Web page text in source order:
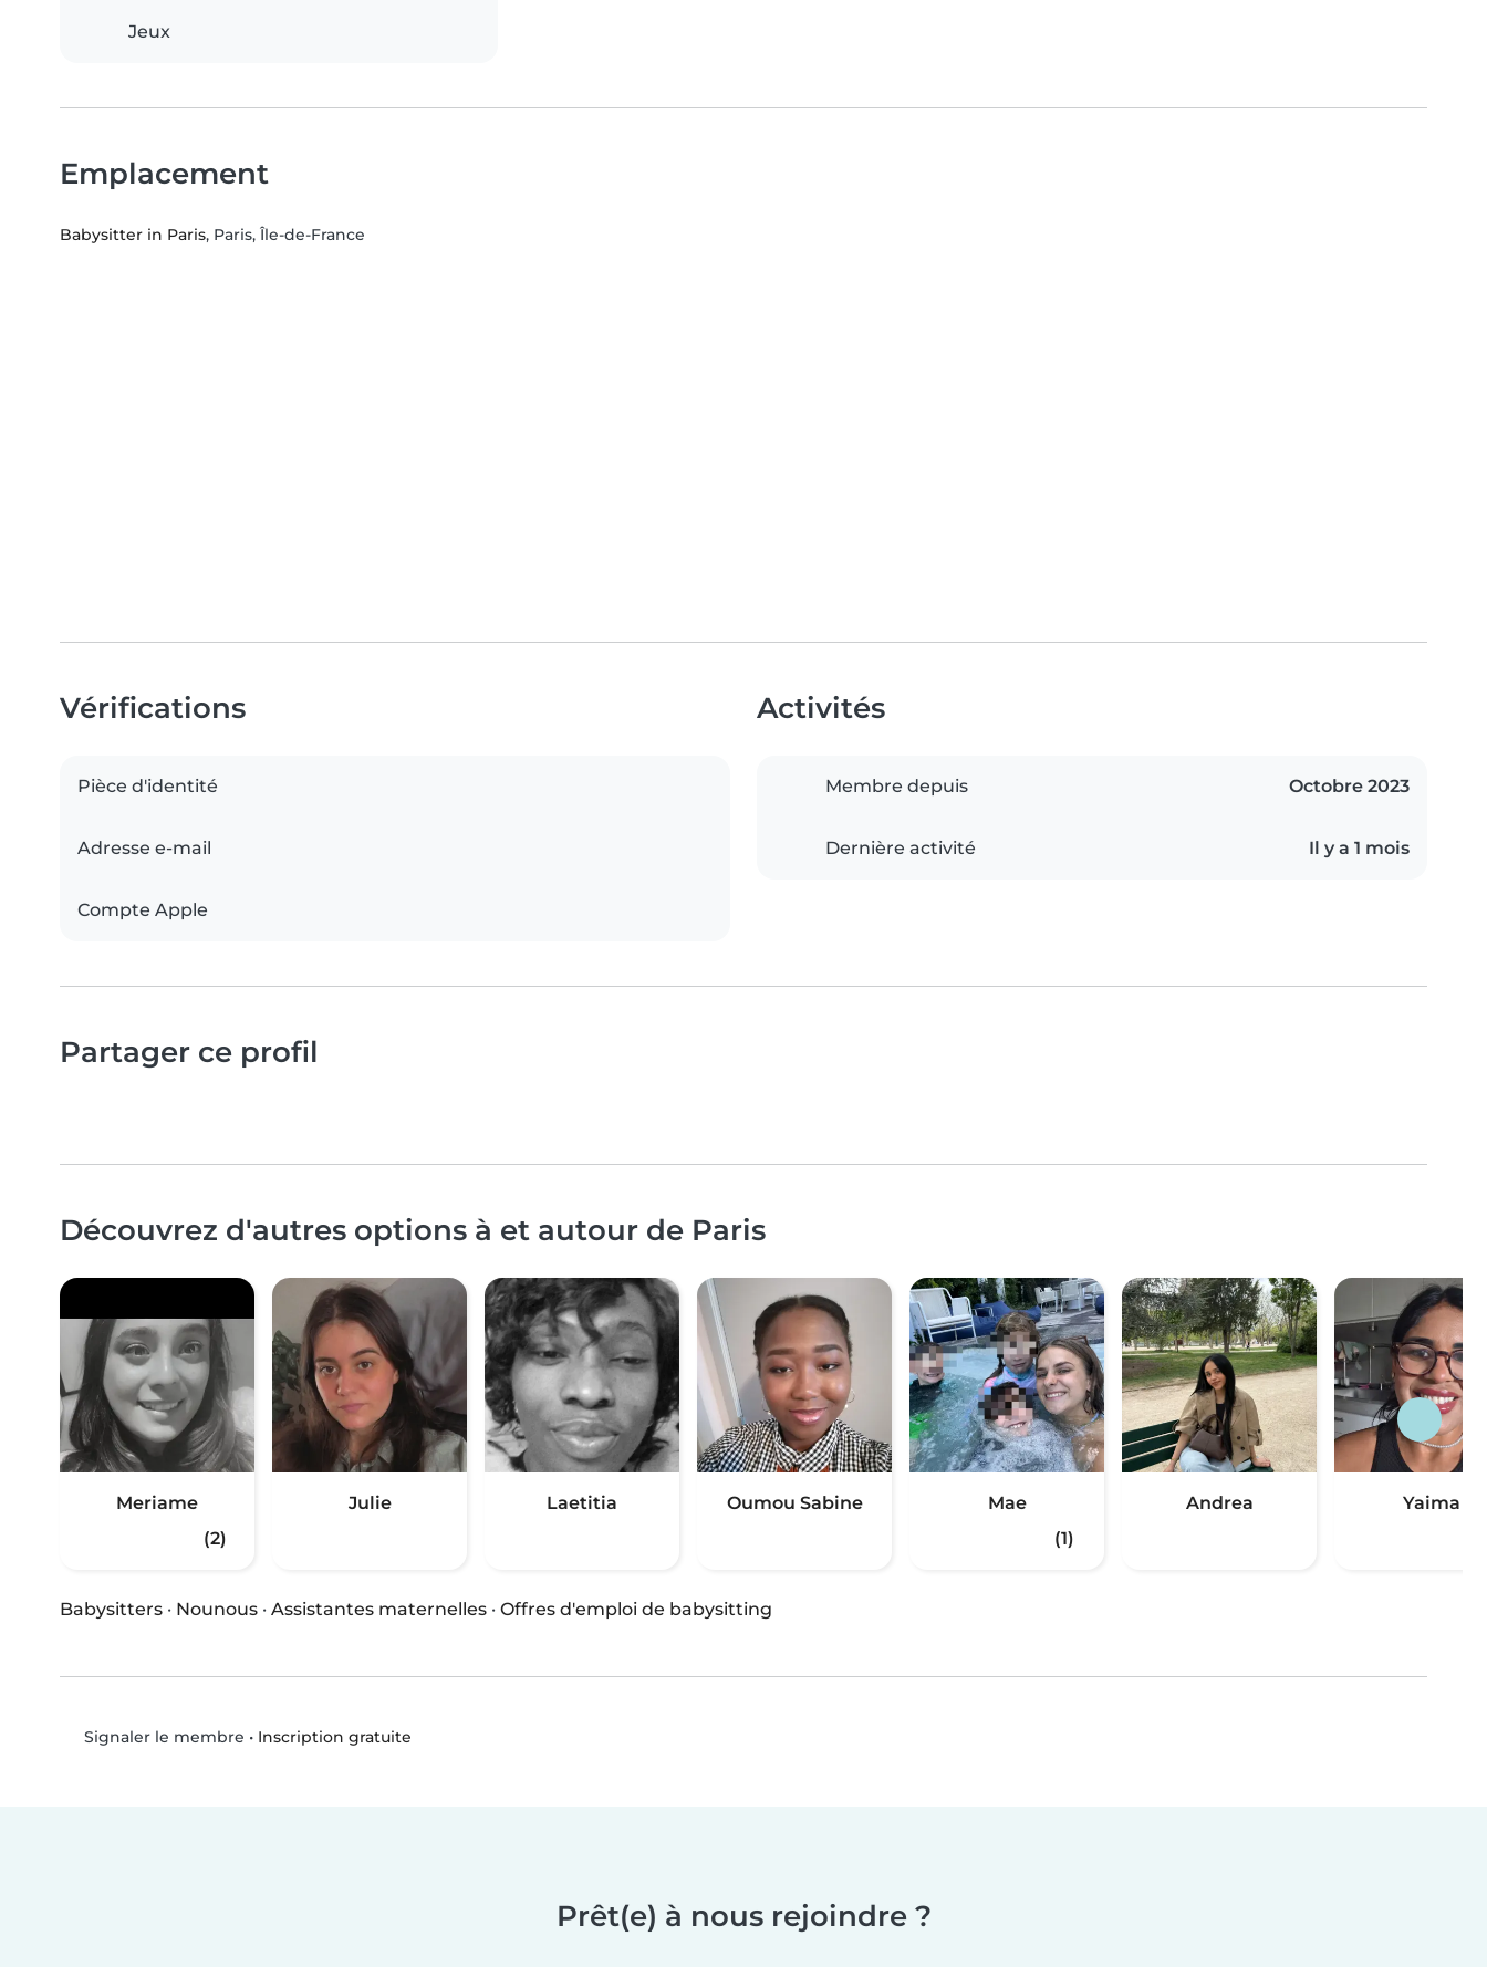
Jeux
Emplacement
Babysitter in Paris, Paris, Île-de-France
Vérifications
Pièce d'identité
Adresse e-mail
Compte Apple
Activités
Membre depuis Octobre 2023
Dernière activité Il y a 1 mois
Partager ce profil
Découvrez d'autres options à et autour de Paris
Meriame
(2)
Julie Laetitia Oumou Sabine
Mae
(1)
Andrea Yaima
Babysitters · Nounous · Assistantes maternelles · Offres d'emploi de babysitting
Signaler le membre • Inscription gratuite
Prêt(e) à nous rejoindre ?